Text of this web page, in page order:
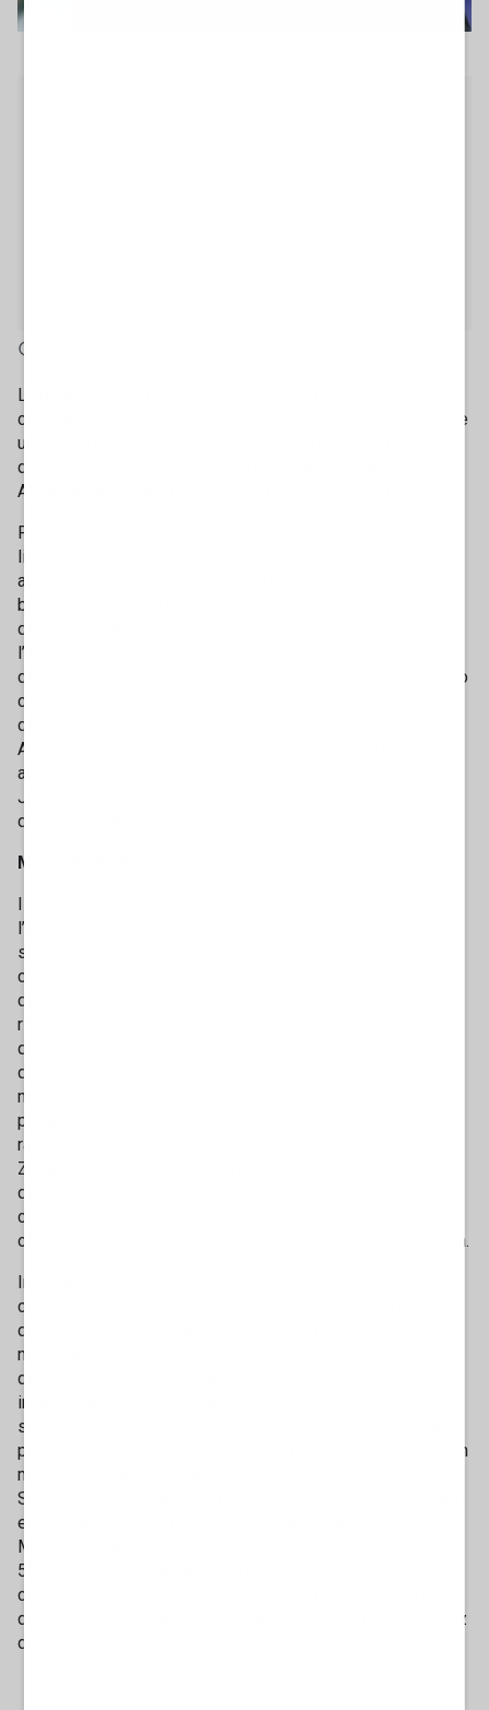
L’addio di Comolli era già stato deciso prima della fine del
campionato, ma i giorni successivi sono serviti a negoziare
un’uscita pulita a livello di immagine. Il brand Juventus,
d’altronde, porta ancora i segni del polemico addio di
Allegri e del brusco benservito impartito a Giuntoli.
Per questo si è evitato lo scontro frontale e il
licenziamento, optando per dimissioni «di comune
accordo»: una mossa costata 850mila euro lordi di
buonuscita, che porta il peso a bilancio dell’unica stagione
di Comolli a 8 milioni lordi totali. Un vero salasso. Anche
l’arrivo di Carnevali era blindato da settimane, come
dimostra il curatissimo video di addio al Sassuolo, tutt’altro
che improvvisato. E spicca un dettaglio in particolare
dall’annuncio ufficiale: Carnevali assume la doppia carica di
Amministratore Delegato e Direttore Generale. Un
accorpamento che lancia un messaggio preciso: la
Juventus ha un nuovo capo unico di cui fidarsi, un colpo
dirigenziale di quelli che a Torino non battevano da tempo.
MOTIVAZIONI
Il vero motivo per cui non si è atteso il primo luglio per
l’annuncio è che Carnevali aveva bisogno di queste
settimane per preparare un mercato dannatamente
complesso. Non tanto perché mancheranno i 40-50 milioni
della Champions (l’uscita di Vlahovic, che non verrà
ritrattato, alleggerisce il costo rosa proprio di quella cifra),
quanto perché le zavorre di Comolli e Giuntoli sono tante e
difficili da smaltire. Carnevali è un abilissimo venditore, ma
non ha mai dovuto piazzare esuberi dagli ingaggi
pesantissimi. Al Sassuolo semmai vendeva giovani in
rampa di lancio. Trovare acquirenti per David, Openda e
Zhegrova, rispettivamente primo, terzo e ottavo ingaggio
della rosa, è un’impresa anche per un maestro delle uscite
come lui. La sensazione è che Openda possa portare
offerte, mentre gli altri due siano destinati alla permanenza.
In cima alla lista di Carnevali ci sono altri giocatori da
cedere, quelli che non hanno un ruolo di rilievo nel progetto
di Spalletti. Perché la priorità sarà soddisfare l’allenatore,
non gli algoritmi. Quindi la missione sarà trovare
destinazione per Gatti, che peraltro percepisce il settimo
ingaggio della rosa, Di Gregorio e Perin. Per monetizzare
servirà una grande cessione strutturale, e qui gli indiziati
principali sono due: Bremer e Thuram, entrambi con un buon
mercato in Premier League.
Sul mercato in entrata, la strategia sarà muoversi verso gli
esuberi delle big italiane ed europee. Quindi, a parte
Muharemovic che conviene perché la Juventus detiene il
50% sulla sua rivendita dal Sassuolo, saranno idee
concrete Frattesi dall’Inter, Buongiorno dal Napoli e Ricci
dal Milan, così come Kim dal Bayern Monaco e Brahim Diaz
dal Real Madrid.